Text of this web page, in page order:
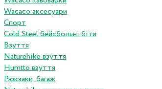
Wacaco аксесуари
Спорт
Cold Steel бейсбольні біти
Взуття
Naturehike взуття
Humtto взуття
Рюкзаки, багаж